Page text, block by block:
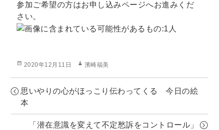
参加ご希望の方はお申し込みページへお進みくだ
さい。
投
2020年12月11日
作
濱崎福美
思いやりの心がほっこり伝わってくる 今日の絵
本
「潜在意識を変えて不定愁訴をコントロール」